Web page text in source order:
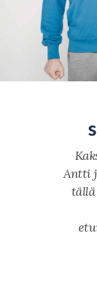
Antti